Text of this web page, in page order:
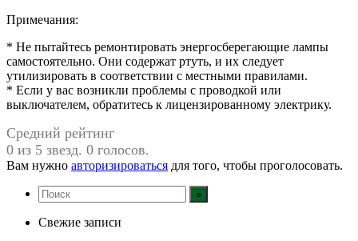
Примечания:
* Не пытайтесь ремонтировать энергосберегающие лампы
самостоятельно. Они содержат ртуть, и их следует
утилизировать в соответствии с местными правилами.
* Если у вас возникли проблемы с проводкой или
выключателем, обратитесь к лицензированному электрику.
Средний рейтинг
0 из 5 звезд. 0 голосов.
Вам нужно авторизироваться для того, чтобы проголосовать.
Свежие записи